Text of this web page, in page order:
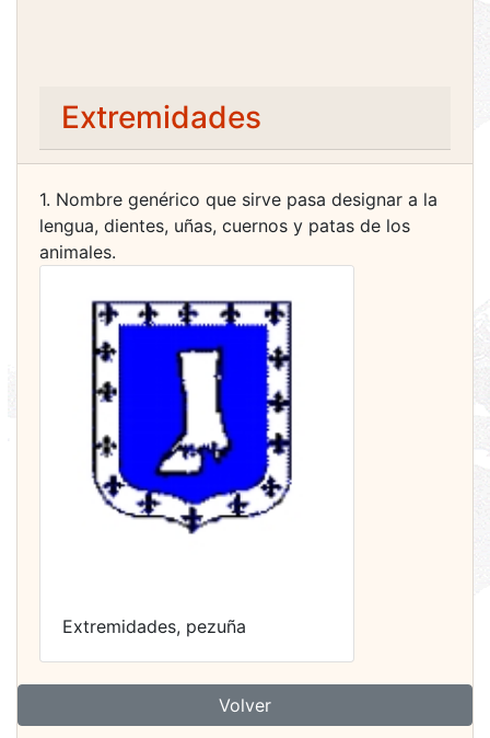
Extremidades
1. Nombre genérico que sirve pasa designar a la
lengua, dientes, uñas, cuernos y patas de los
animales.
Extremidades, pezuña
Volver